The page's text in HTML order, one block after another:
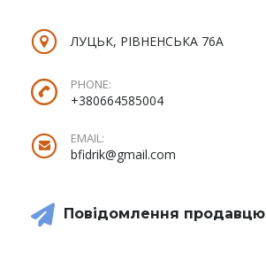
ЛУЦЬК, РІВНЕНСЬКА 76А
PHONE:
+380664585004
EMAIL:
bfidrik@gmail.com
Повідомлення продавцю